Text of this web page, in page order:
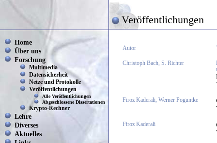
Veröffentlichungen
Home
Über uns
Forschung
Multimedia
Datensicherheit
Netze und Protokolle
Veröffentlichungen
Alle Veröffentlichungen
Abgeschlossene Dissertationen
Krypto-Rechner
Lehre
Diverses
Aktuelles
Autor
Christoph Bach, S. Richter
Firoz Kaderali, Werner Poguntke
Firoz Kaderali